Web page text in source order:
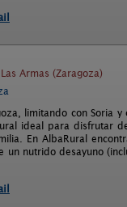
Armas (Zaragoza)
limitando con Soria y
ideal para disfrutar
En AlbaRural
nutrido desayuno